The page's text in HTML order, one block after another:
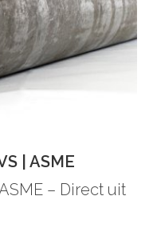
| ASME
– Direct uit